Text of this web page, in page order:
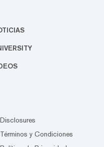
Disclosures
Términos y Condiciones